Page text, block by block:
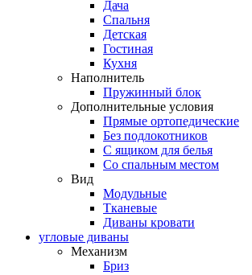
Дача
Спальня
Детская
Гостиная
Кухня
Наполнитель
Пружинный блок
Дополнительные условия
Прямые ортопедические
Без подлокотников
С ящиком для белья
Со спальным местом
Вид
Модульные
Тканевые
Диваны кровати
угловые диваны
Механизм
Бриз